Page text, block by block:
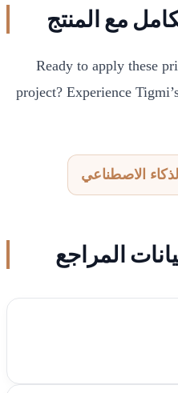
مع المنتج
Ready to apply these
project? Experience
المراجع